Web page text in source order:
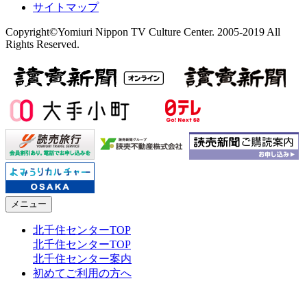
サイトマップ
Copyright©Yomiuri Nippon TV Culture Center. 2005-2019 All
Rights Reserved.
メニュー
北千住センターTOP
北千住センターTOP
北千住センター案内
初めてご利用の方へ